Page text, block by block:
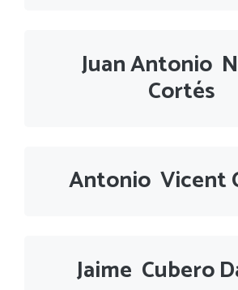
Juan Antonio
Cortés
Antonio Vicent
Jaime Cubero